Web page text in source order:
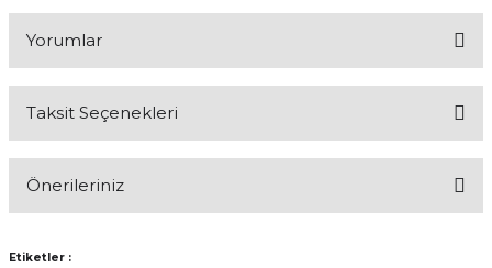
Yorumlar
Taksit Seçenekleri
Önerileriniz
konularda yetersiz gördüğünüz noktaları öneri formunu kullanarak
Etiketler :